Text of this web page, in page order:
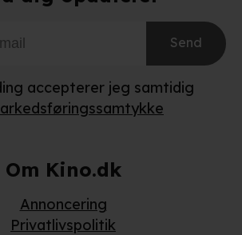
Send
accepterer jeg samtidig
Om Kino.dk
Annoncering
Privatlivspolitik